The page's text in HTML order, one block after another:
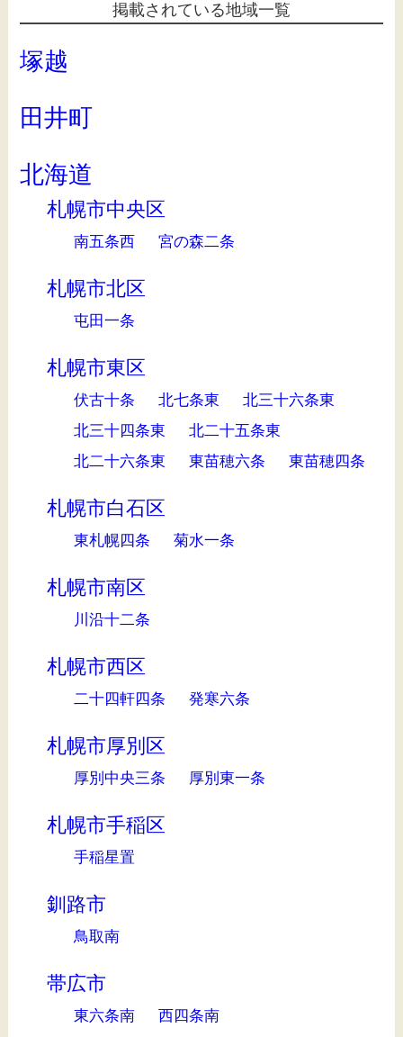
掲載されている地域一覧
塚越
田井町
北海道
札幌市中央区
南五条西 宮の森二条
札幌市北区
屯田一条
札幌市東区
伏古十条 北七条東
北三十六条東
北三十四条東
北二十五条東
北二十六条東
東苗穂六条 東苗穂四条
札幌市白石区
東札幌四条 菊水一条
札幌市南区
川沿十二条
札幌市西区
二十四軒四条 発寒六条
札幌市厚別区
厚別中央三条 厚別東一条
札幌市手稲区
手稲星置
釧路市
鳥取南
帯広市
東六条南 西四条南